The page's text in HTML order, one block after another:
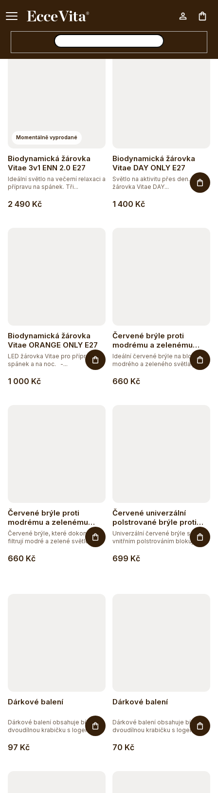
Ke každému nákupu nad 500 Kč dárek zdarma 📦
z
n
u
k
t
ů
V
p
r
o
d
u
Momentálně vyprodané
Biodynamická žárovka
Vitae 3v1 ENN 2.0 E27
2 490 Kč
Ideální světlo na večerní relaxaci a
přípravu na spánek. Tři...
Biodynamická žárovka
Vitae DAY ONLY E27
1 400 Kč
Světlo na aktivitu přes den. LED
žárovka Vitae DAY...
Biodynamická žárovka
Vitae ORANGE ONLY E27
1 000 Kč
LED žárovka Vitae pro přípravu na
spánek a na noc. -...
Červené brýle proti
modrému a zelenému
světlu světlé
660 Kč
Ideální červené brýle na blokaci
modrého a zeleného světla pro...
Červené brýle proti
modrému a zelenému
světlu univerzální
660 Kč
Červené brýle, které dokonale
filtrují modré a zelené světlo....
Červené univerzální
polstrované brýle proti
modrému a zelenému
světlu
699 Kč
Univerzální červené brýle s
vnitřním polstrováním blokující...
Těžko po jídle?
Dárkové balení
97 Kč
Dárkové balení obsahuje bílou
dvoudílnou krabičku s logem
Dárkové balení
70 Kč
Dárkové balení obsahuje bílou
dvoudílnou krabičku s logem